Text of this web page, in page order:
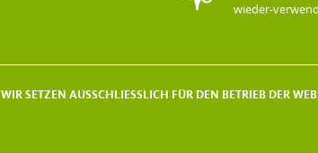
WIR SETZEN AUSSCHLIESSLICH FÜR DEN BETRIEB DER
wieder-